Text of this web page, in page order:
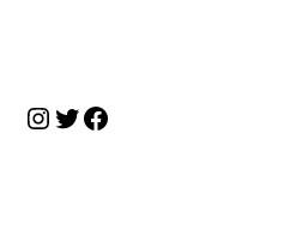
ン
Instagram
Twitter
Facebook